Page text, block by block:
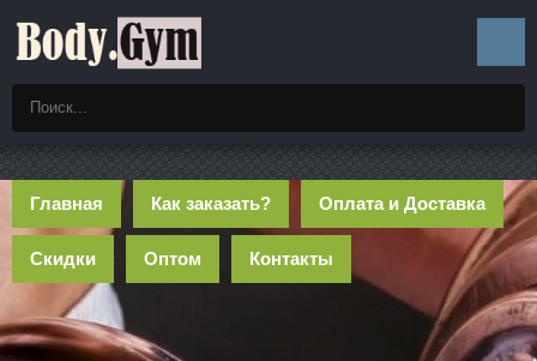
Главная Как заказать? Оплата и Доставка
Скидки Оптом Контакты